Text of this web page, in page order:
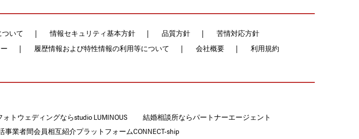
いて 情報セキュリティ基本方針 品質方針
苦情対応方針
履歴情報および特性情報の利用等について 会社概要
利用規約
ォトウェディングならstudio LUMINOUS
結婚相談所ならパートナーエージェント
事業者間会員相互紹介プラットフォームCONNECT-ship